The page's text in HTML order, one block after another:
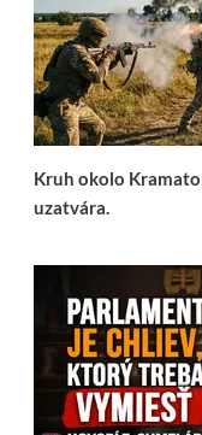
Kruh okolo
uzatvára.